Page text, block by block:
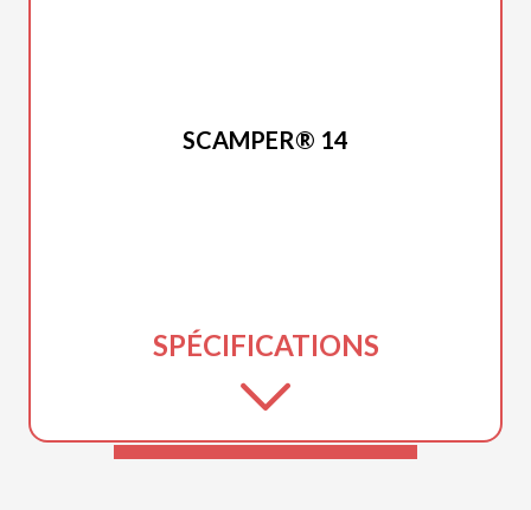
SCAMPER® 14
SPÉCIFICATIONS